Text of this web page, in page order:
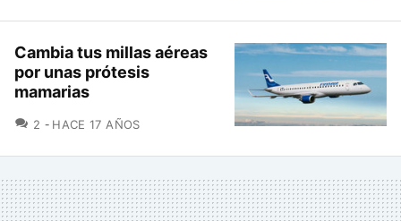
Cambia tus millas aéreas
por unas prótesis
mamarias
2 COMENTARIOS
HACE 17 AÑOS